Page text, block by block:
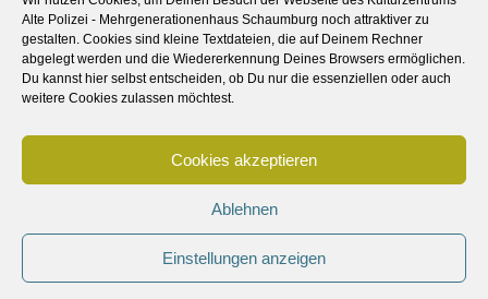
Alte Polizei - Mehrgenerationenhaus Schaumburg noch attraktiver zu
gestalten. Cookies sind kleine Textdateien, die auf Deinem Rechner
abgelegt werden und die Wiedererkennung Deines Browsers ermöglichen.
Du kannst hier selbst entscheiden, ob Du nur die essenziellen oder auch
weitere Cookies zulassen möchtest.
Cookies akzeptieren
Ablehnen
Einstellungen anzeigen
Schaumburg
Obernstr. 29
31655 Stadthagen
Deutschland
E-Mail:
Datenschutzerklärung
Cookie-Richtlinie (EU)
Design & Umsetzung: Feliks Oldewage auf Basis vonNeve|